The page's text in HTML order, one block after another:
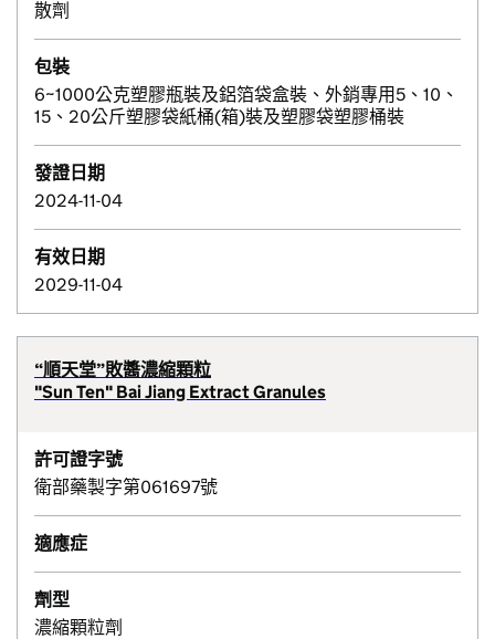
散劑
包裝
6~1000公克塑膠瓶裝及鋁箔袋盒裝、外銷專用5、10、
15、20公斤塑膠袋紙桶(箱)裝及塑膠袋塑膠桶裝
發證日期
2024-11-04
有效日期
2029-11-04
“順天堂”敗醬濃縮顆粒
"Sun Ten" Bai Jiang Extract Granules
許可證字號
衛部藥製字第061697號
適應症
劑型
濃縮顆粒劑